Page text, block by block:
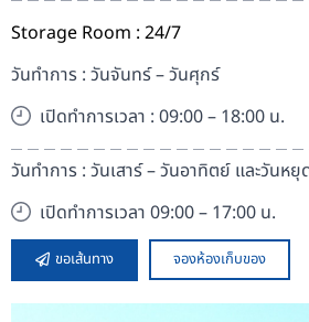
Storage Room : 24/7
วันทำการ : วันจันทร์ – วันศุกร์
เปิดทำการเวลา : 09:00 – 18:00 น.
วันทำการ : วันเสาร์ – วันอาทิตย์ และวันห
เปิดทำการเวลา 09:00 – 17:00 น.
ขอเส้นทาง จองห้องเก็บของ